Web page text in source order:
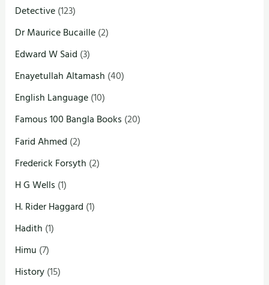
Detective(123)
Dr Maurice Bucaille(2)
Edward W Said (3)
Enayetullah Altamash (40)
English Language(10)
Famous 100 Bangla Books (20)
Farid Ahmed (2)
Frederick Forsyth (2)
H G Wells (1)
H. Rider Haggard (1)
Hadith (1)
Himu (7)
History(15)